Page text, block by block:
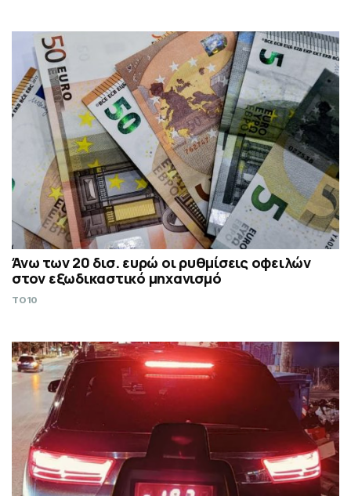
Άνω των 20 δισ. ευρώ οι ρυθμίσεις οφειλών
στον εξωδικαστικό μηχανισμό
TO10